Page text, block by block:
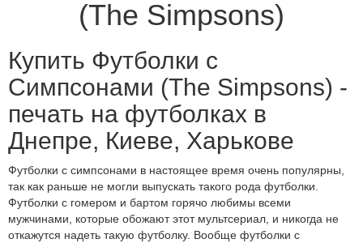
(The Simpsons)
Купить Футболки с
Симпсонами (The Simpsons) -
печать на футболках в
Днепре, Киеве, Харькове
Футболки с симпсонами в настоящее время очень популярны,
так как раньше не могли выпускать такого рода футболки.
Футболки с гомером и бартом горячо любимы всеми
мужчинами, которые обожают этот мультсериал, и никогда не
откажутся надеть такую футболку. Вообще футболки с